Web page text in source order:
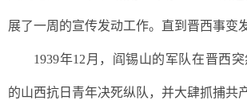
展了一周的宣传发动工作。 直到 晋西事变
1939年12月，阎锡山的军队在晋西
的山西抗日青年决死纵队，并大肆抓捕共